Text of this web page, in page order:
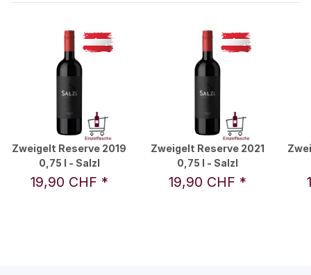
Zweigelt Reserve 2019
0,75 l - Salzl
19,90 CHF *
Zweigelt Reserve 2021
0,75 l - Salzl
19,90 CHF *